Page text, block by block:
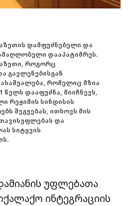
დამფუძნებელი და
დააპატიმრეს.
როგორც
გავლენებისგან
რომელიც მზია
წელს დააფუძნა, მიიჩნევს,
რეჟიმის სინდისის
შეგუებას, ითხოვს მის
და
სიტყვის
უფლებათა
ინტეგრაციის